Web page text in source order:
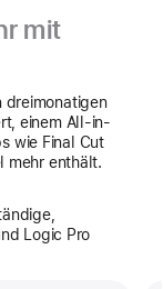
mit
dreimonatigen
einem All-in-
wie Final Cut
mehr enthält.
Logic Pro